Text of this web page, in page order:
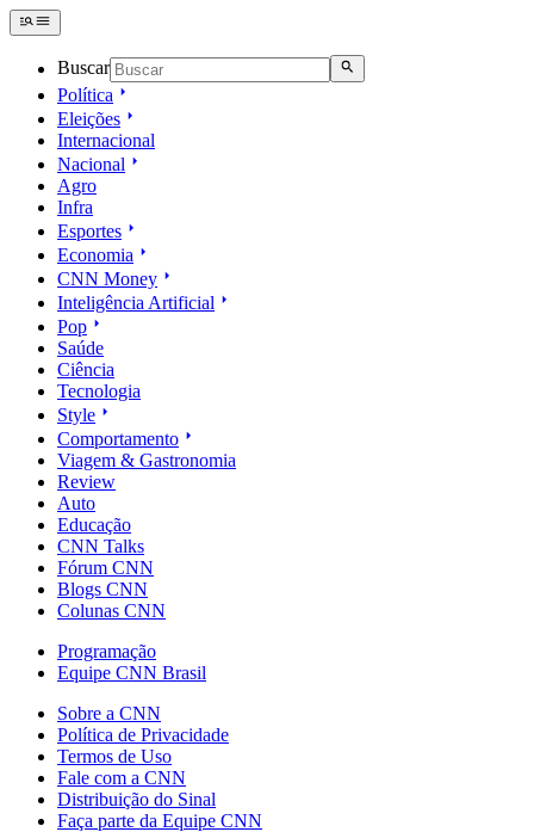
Buscar
Política
Eleições
Internacional
Nacional
Agro
Infra
Esportes
Economia
CNN Money
Inteligência Artificial
Pop
Saúde
Ciência
Tecnologia
Style
Comportamento
Viagem & Gastronomia
Review
Auto
Educação
CNN Talks
Fórum CNN
Blogs CNN
Colunas CNN
Programação
Equipe CNN Brasil
Sobre a CNN
Política de Privacidade
Termos de Uso
Fale com a CNN
Distribuição do Sinal
Faça parte da Equipe CNN